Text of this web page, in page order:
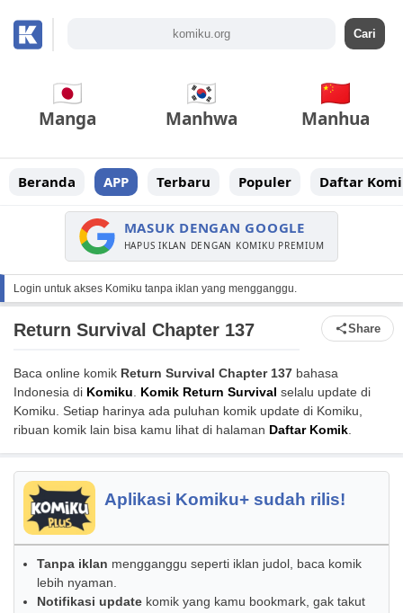
Manga Manhwa Manhua
Beranda APP Terbaru Populer Daftar
MASUK DENGAN GOOGLE
HAPUS IKLAN DENGAN KOMIKU PREMIUM
Login untuk akses Komiku tanpa iklan yang mengganggu.
Return Survival Chapter 137 Share
Baca online komik Return Survival Chapter 137 bahasa
Indonesia di Komiku. Komik Return Survival selalu update di
Komiku. Setiap harinya ada puluhan komik update di Komiku,
ribuan komik lain bisa kamu lihat di halaman Daftar Komik.
Aplikasi Komiku+ sudah rilis!
Tanpa iklan mengganggu seperti iklan judol, baca komik
lebih nyaman.
Notifikasi update komik yang kamu bookmark, gak takut